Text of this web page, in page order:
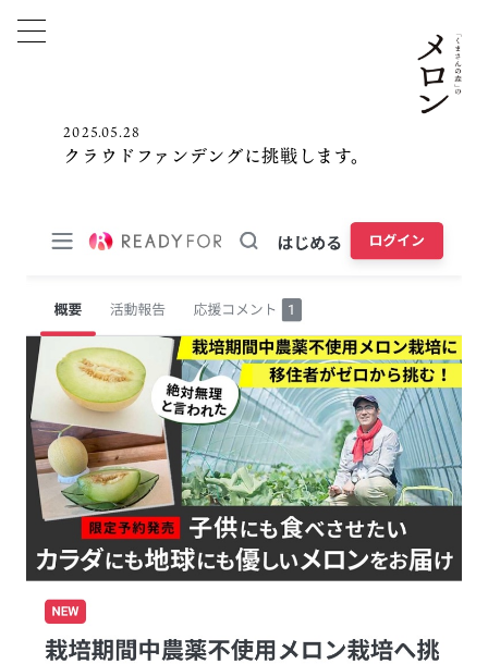
2025.05.28
クラウドファンデングに挑戦します。